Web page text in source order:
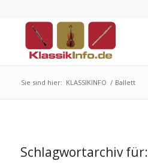
Sie sind hier: KLASSIKINFO / Ballett
Schlagwortarchiv für: